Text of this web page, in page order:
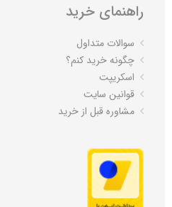
راهنمای خرید
سوالات متداول
چگونه خرید کنم؟
اسکریپت
قوانین سایت
مشاوره قبل از خرید